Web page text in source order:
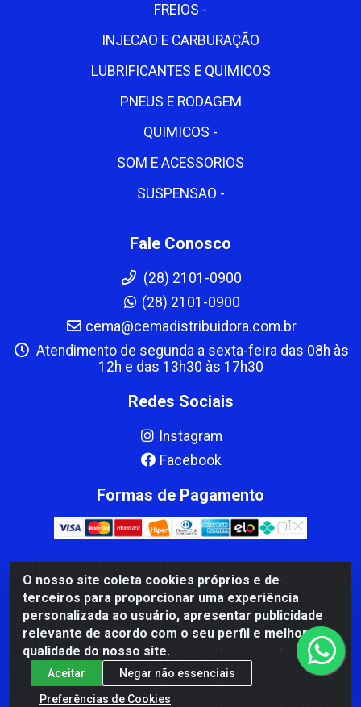
O nosso site coleta cookies próprios e de
terceiros para proporcionar uma experiência
personalizada ao usuário, apresentar publicidade
relevante de acordo com o seu perfil e melhorar a
qualidade do nosso site.
Aceitar
Negar não essenciais
Preferências de Cookies
FREIOS -
INJECAO E CARBURAÇÃO
LUBRIFICANTES E QUIMICOS
PNEUS E RODAGEM
QUIMICOS -
SOM E ACESSORIOS
SUSPENSAO -
Fale Conosco
(28) 2101-0900
(28) 2101-0900
cema@cemadistribuidora.com.br
Atendimento de segunda a sexta-feira das 08h às
12h e das 13h30 às 17h30
Redes Sociais
Instagram
Facebook
Formas de Pagamento
CBP MACEDO COMERCIO PEÇAS LTDA Matriz - av Mauro
Miranda Madureira, 1249 - Coramara , Cachoeiro de
Itapemirim/ES - CEP 29.311-310 - CNPJ 00.502.680/0001-41